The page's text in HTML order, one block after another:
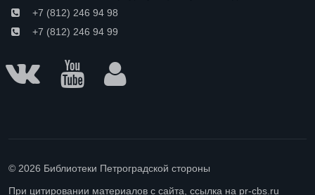
+7 (812) 246 94 98
+7 (812) 246 94 99
© 2026 Библиотеки Петроградской стороны
При цитировании материалов с сайта, ссылка на pr-cbs.ru